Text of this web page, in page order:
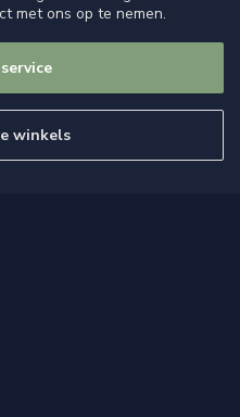
met ons op te nemen.
winkels